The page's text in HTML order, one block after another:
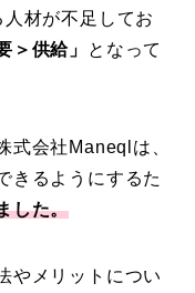
材が不足してお
＞供給」
となって
式会社Maneqlは、
きるようにするた
した。
やメリットについ